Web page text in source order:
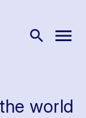
search menu
world